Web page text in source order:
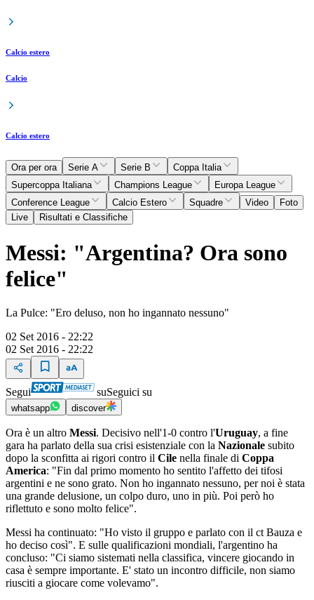
Calcio estero
Calcio
Calcio estero
Ora per ora Serie A Serie B
Coppa Italia
Supercoppa Italiana
Champions League
Europa League
Conference League
Calcio Estero Squadre Video
Foto
Live
Risultati e Classifiche
Messi: "Argentina? Ora sono
felice"
La Pulce: "Ero deluso, non ho ingannato nessuno"
02 Set 2016 - 22:22
02 Set 2016 - 22:22
Segui suSeguici su
whatsapp discover
Ora è un altro Messi. Decisivo nell'1-0 contro l'Uruguay, a fine
gara ha parlato della sua crisi esistenziale con la Nazionale subito
dopo la sconfitta ai rigori contro il Cile nella finale di Coppa
America: "Fin dal primo momento ho sentito l'affetto dei tifosi
argentini e ne sono grato. Non ho ingannato nessuno, per noi è stata
una grande delusione, un colpo duro, uno in più. Poi però ho
riflettuto e sono molto felice".
Messi ha continuato: "Ho visto il gruppo e parlato con il ct Bauza e
ho deciso così". E sulle qualificazioni mondiali, l'argentino ha
concluso: "Ci siamo sistemati nella classifica, vincere giocando in
casa è sempre importante. E' stato un incontro difficile, non siamo
riusciti a giocare come volevamo".